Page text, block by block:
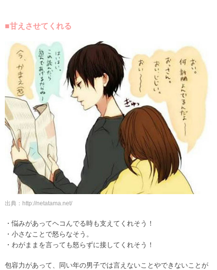
■甘えさせてくれる
出典：http://netatama.net/
・悩みがあってヘコんでる時も支えてくれそう！
・小さなことで怒らなそう。
・わがままを言っても怒らずに接してくれそう！
包容力があって、同い年の男子では言えないことやできないことが